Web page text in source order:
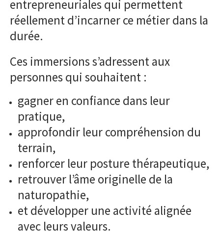
entrepreneuriales qui permettent
réellement d’incarner ce métier dans la
durée.
Ces immersions s’adressent aux
personnes qui souhaitent :
gagner en confiance dans leur
pratique,
approfondir leur compréhension du
terrain,
renforcer leur posture thérapeutique,
retrouver l’âme originelle de la
naturopathie,
et développer une activité alignée
avec leurs valeurs.